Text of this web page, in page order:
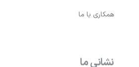
همکاری با ما
نشانی ما